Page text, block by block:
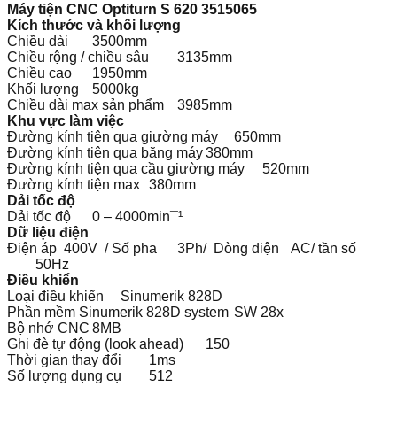
Máy tiện CNC Optiturn S 620 3515065
Kích thước và khối lượng
Chiều dài
3500mm
Chiều rộng / chiều sâu
3135mm
Chiều cao
1950mm
Khối lượng
5000kg
Chiều dài max sản phẩm
3985mm
Khu vực làm việc
Đường kính tiện qua giường máy
650mm
Đường kính tiện qua băng máy380mm
Đường kính tiện qua cầu giường máy
520mm
Đường kính tiện max 380mm
Dải tốc độ
Dải tốc độ
0 – 4000min¯¹
Dữ liệu điện
Điện áp 400V / Số pha 3Ph/ Dòng điện
AC/ tần số
50Hz
Điều khiển
Loại điều khiển
Sinumerik 828D
Phần mềm Sinumerik 828D system SW 28x
Bộ nhớ CNC 8MB
Ghi đè tự động (look ahead)
150
Thời gian thay đổi
1ms
Số lượng dụng cụ
512